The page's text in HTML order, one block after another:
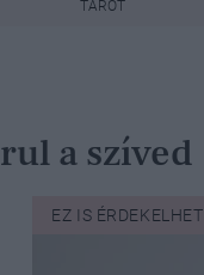
TAROT
a szíved
EZ IS ÉRDEKELHET